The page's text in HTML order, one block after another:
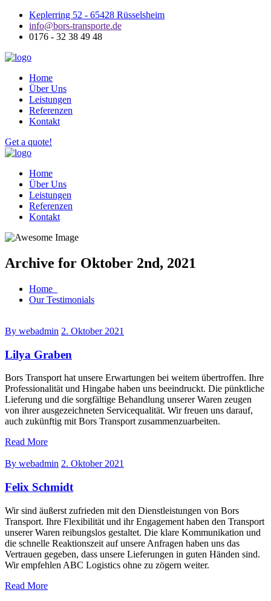
Keplerring 52 - 65428 Rüsselsheim
info@bors-transporte.de
0176 - 32 38 49 48
Home
Über Uns
Leistungen
Referenzen
Kontakt
Get a quote!
Home
Über Uns
Leistungen
Referenzen
Kontakt
Archive for Oktober 2nd, 2021
Home
Our Testimonials
By webadmin 2. Oktober 2021
Lilya Graben
Bors Transport hat unsere Erwartungen bei weitem übertroffen. Ihre
Professionalität und Hingabe haben uns beeindruckt. Die pünktliche
Lieferung und die sorgfältige Behandlung unserer Waren zeugen
von ihrer ausgezeichneten Servicequalität. Wir freuen uns darauf,
auch zukünftig mit Bors Transport zusammenzuarbeiten.
Read More
By webadmin 2. Oktober 2021
Felix Schmidt
Wir sind äußerst zufrieden mit den Dienstleistungen von Bors
Transport. Ihre Flexibilität und ihr Engagement haben den Transport
unserer Waren reibungslos gestaltet. Die klare Kommunikation und
die schnelle Reaktionszeit auf unsere Anfragen haben uns das
Vertrauen gegeben, dass unsere Lieferungen in guten Händen sind.
Wir empfehlen ABC Logistics ohne zu zögern weiter.
Read More